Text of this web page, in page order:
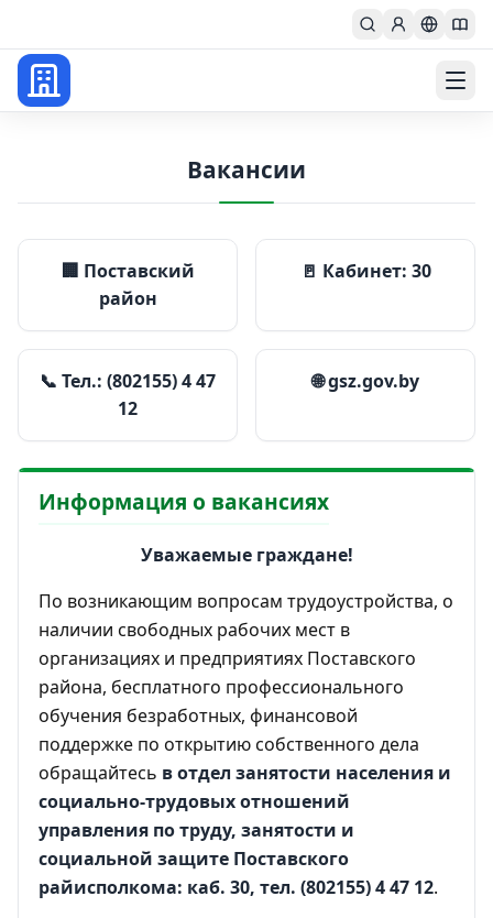
Главная
Вакансии
🏢 Поставский
район
🚪 Кабинет: 30
📞 Тел.: (802155) 4 47
12
🌐 gsz.gov.by
Информация о вакансиях
Уважаемые граждане!
По возникающим вопросам трудоустройства, о
наличии свободных рабочих мест в
организациях и предприятиях Поставского
района, бесплатного профессионального
обучения безработных, финансовой
поддержке по открытию собственного дела
обращайтесь в отдел занятости населения и
социально-трудовых отношений
управления по труду, занятости и
социальной защите Поставского
райисполкома: каб. 30, тел. (802155) 4 47 12.